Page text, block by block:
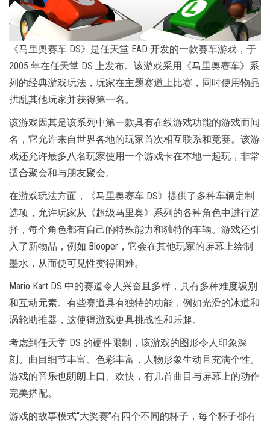
《马里奥赛车 DS》是任天堂 EAD 开发的一款赛车游戏，于
2005 年在任天堂 DS 上发布。该游戏采用《马里奥赛车》系
列的经典游戏玩法，玩家在主题赛道上比赛，同时使用物品
扰乱其他玩家并获得第一名。
该游戏因其是该系列中第一款具有在线游戏功能的游戏而闻
名，它允许来自世界各地的玩家首次相互联系和竞赛。该游
戏还允许最多八名玩家使用一个游戏卡在本地一起玩，非常
适合聚会和与朋友聚会。
在游戏玩法方面，《马里奥赛车 DS》提供了多种车辆定制
选项，允许玩家从《超级马里奥》系列的各种角色中进行选
择，每个角色都有自己的特殊能力和独特的车辆。游戏还引
入了新物品，例如 Blooper，它会在其他玩家的屏幕上绘制
墨水，从而使可见性变得困难。
Mario Kart DS 中的赛道令人兴奋且多样，具有多种难度级别
和互动元素。有些赛道具有独特的功能，例如光滑的冰道和
涡轮助推器，这使得游戏更具挑战性和乐趣。
考虑到任天堂 DS 的硬件限制，该游戏的图形令人印象深
刻。曲目细节丰富、色彩丰富，人物形象生动且充满个性。
游戏的音乐也朗朗上口、欢快，有几首曲目与屏幕上的动作
完美搭配。
游戏的故事模式“大奖赛”有四个不同的杯子，每个杯子都有